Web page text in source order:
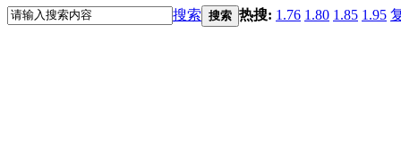
搜索 搜索 热搜: 1.76 1.80 1.85 1.95